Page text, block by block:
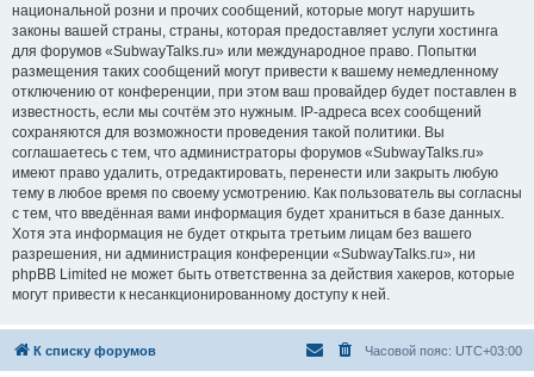
национальной розни и прочих сообщений, которые могут нарушить
законы вашей страны, страны, которая предоставляет услуги хостинга
для форумов «SubwayTalks.ru» или международное право. Попытки
размещения таких сообщений могут привести к вашему немедленному
отключению от конференции, при этом ваш провайдер будет поставлен в
известность, если мы сочтём это нужным. IP-адреса всех сообщений
сохраняются для возможности проведения такой политики. Вы
соглашаетесь с тем, что администраторы форумов «SubwayTalks.ru»
имеют право удалить, отредактировать, перенести или закрыть любую
тему в любое время по своему усмотрению. Как пользователь вы согласны
с тем, что введённая вами информация будет храниться в базе данных.
Хотя эта информация не будет открыта третьим лицам без вашего
разрешения, ни администрация конференции «SubwayTalks.ru», ни
phpBB Limited не может быть ответственна за действия хакеров, которые
могут привести к несанкционированному доступу к ней.
К списку форумов Часовой пояс: UTC+03:00